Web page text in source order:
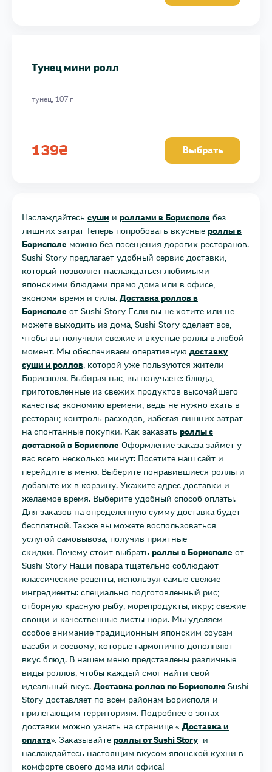
Тунец мини ролл
тунец, 107 г
139₴ Выбрать
Наслаждайтесь суши и роллами в Борисполе без
лишних затрат Теперь попробовать вкусные роллы в
Борисполе можно без посещения дорогих ресторанов.
Sushi Story предлагает удобный сервис доставки,
который позволяет наслаждаться любимыми
японскими блюдами прямо дома или в офисе,
экономя время и силы.Доставка роллов в
Борисполе от Sushi Story Если вы не хотите или не
можете выходить из дома, Sushi Story сделает все,
чтобы вы получили свежие и вкусные роллы в любой
момент. Мы обеспечиваем оперативную доставку
суши и роллов, которой уже пользуются жители
Борисполя. Выбирая нас, вы получаете: блюда,
приготовленные из свежих продуктов высочайшего
качества; экономию времени, ведь не нужно ехать в
ресторан; контроль расходов, избегая лишних затрат
на спонтанные покупки. Как заказать роллы с
доставкой в Борисполе Оформление заказа займет у
вас всего несколько минут: Посетите наш сайт и
перейдите в меню. Выберите понравившиеся роллы и
добавьте их в корзину. Укажите адрес доставки и
желаемое время. Выберите удобный способ оплаты.
Для заказов на определенную сумму доставка будет
бесплатной. Также вы можете воспользоваться
услугой самовывоза, получив приятные
скидки. Почему стоит выбрать роллы в Борисполе от
Sushi Story Наши повара тщательно соблюдают
классические рецепты, используя самые свежие
ингредиенты: специально подготовленный рис;
отборную красную рыбу, морепродукты, икру; свежие
овощи и качественные листы нори. Мы уделяем
особое внимание традиционным японским соусам –
васаби и соевому, которые гармонично дополняют
вкус блюд. В нашем меню представлены различные
виды роллов, чтобы каждый смог найти свой
идеальный вкус.Доставка роллов по Борисполю Sushi
Story доставляет по всем районам Борисполя и
прилегающим территориям. Подробнее о зонах
доставки можно узнать на странице «Доставка и
оплата». Заказывайте роллы от Sushi Story и
наслаждайтесь настоящим вкусом японской кухни в
комфорте своего дома или офиса!